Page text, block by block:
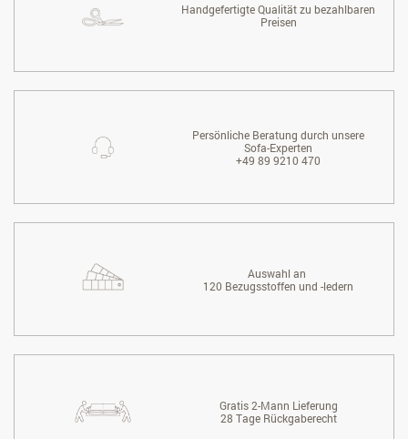
Handgefertigte Qualität zu bezahlbaren
Preisen
Persönliche Beratung durch unsere
Sofa-Experten
+49 89 9210 470
Auswahl an
120 Bezugsstoffen und -ledern
Gratis 2-Mann Lieferung
28 Tage Rückgaberecht